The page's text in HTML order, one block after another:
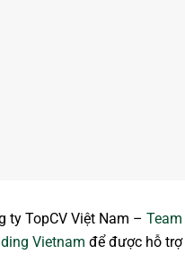
ty TopCV Việt Nam –
Vietnam để được hỗ